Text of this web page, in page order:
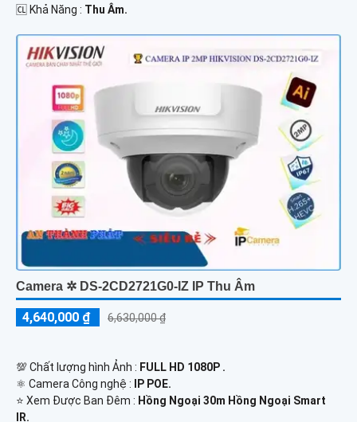
️🆑 Khả Năng : Thu Âm.
Camera ✲ DS-2CD2721G0-IZ IP Thu Âm
4,640,000 ₫ 6,630,000 ₫
💯 Chất lượng hình Ảnh : FULL HD 1080P .
⚛️ Camera Công nghệ :
IP POE.
⭐ Xem Được Ban Đêm : Hồng Ngoại 30m Hồng Ngoại Smart
IR.